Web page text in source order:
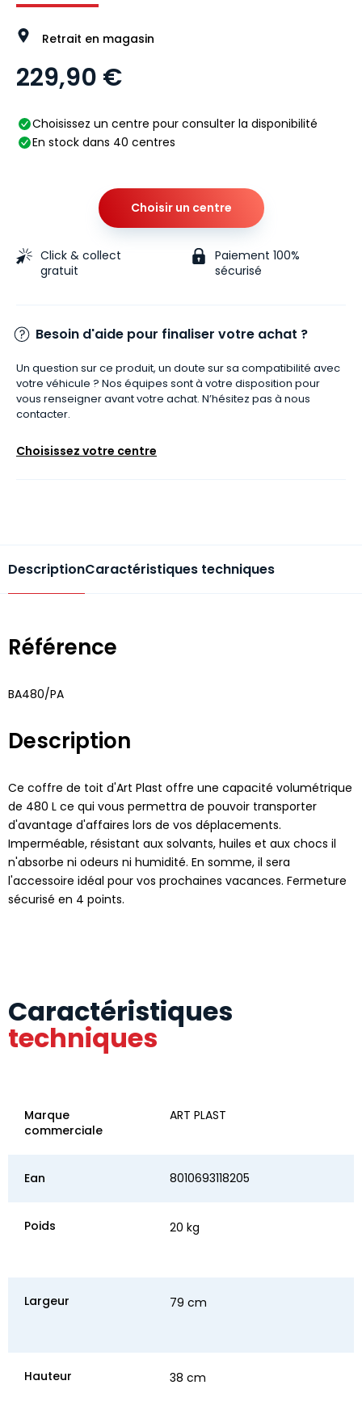
Image 1 sur 4
Retrait en magasin
229,90 €
Choisissez un centre pour consulter la disponibilité
En stock dans 40 centres
Choisir un centre
Click & collect
gratuit
Paiement 100%
sécurisé
Besoin d'aide pour finaliser votre achat ?
Un question sur ce produit, un doute sur sa compatibilité avec
votre véhicule ? Nos équipes sont à votre disposition pour
vous renseigner avant votre achat. N’hésitez pas à nous
contacter.
Choisissez votre centre
DescriptionCaractéristiques techniques
Référence
BA480/PA
Description
Ce coffre de toit d'Art Plast offre une capacité volumétrique
de 480 L ce qui vous permettra de pouvoir transporter
d'avantage d'affaires lors de vos déplacements.
Imperméable, résistant aux solvants, huiles et aux chocs il
n'absorbe ni odeurs ni humidité. En somme, il sera
l'accessoire idéal pour vos prochaines vacances. Fermeture
sécurisé en 4 points.
Caractéristiques
techniques
Marque
commerciale
ART PLAST
Ean 8010693118205
Poids 20 kg
Largeur 79 cm
Hauteur 38 cm